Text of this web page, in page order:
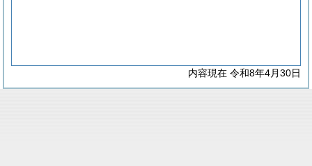
内容現在 令和8年4月30日